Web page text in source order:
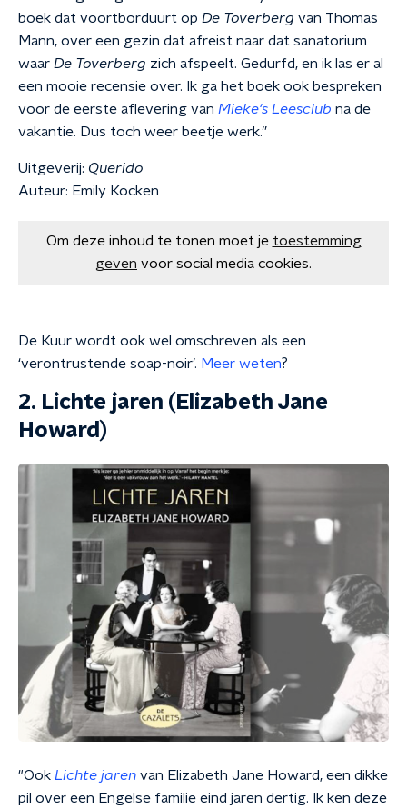
boek dat voortborduurt op De Toverberg van Thomas
Mann, over een gezin dat afreist naar dat sanatorium
waar De Toverberg zich afspeelt. Gedurfd, en ik las er al
een mooie recensie over. Ik ga het boek ook bespreken
voor de eerste aflevering van Mieke's Leesclub na de
vakantie. Dus toch weer beetje werk.”
Uitgeverij: Querido
Auteur: Emily Kocken
Om deze inhoud te tonen moet je toestemming
geven voor social media cookies.
De Kuur wordt ook wel omschreven als een
‘verontrustende soap-noir’. Meer weten?
2. Lichte jaren (Elizabeth Jane
Howard)
"Ook Lichte jaren van Elizabeth Jane Howard, een dikke
pil over een Engelse familie eind jaren dertig. Ik ken deze